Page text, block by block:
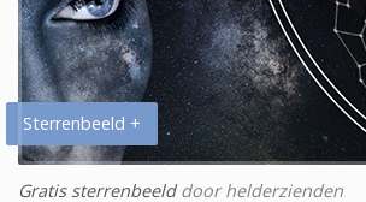
Sterrenbeeld +
Gratis sterrenbeelddoor helderzienden